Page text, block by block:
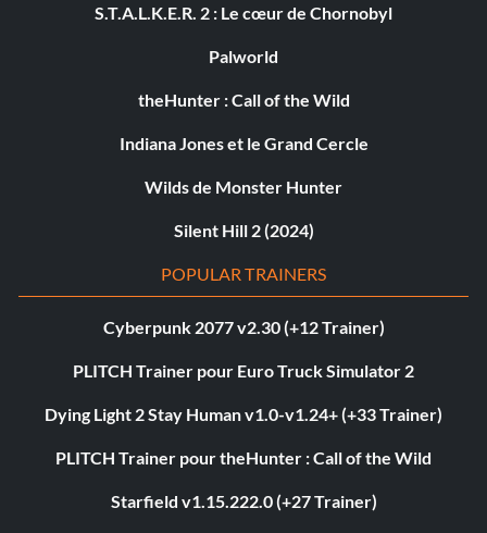
S.T.A.L.K.E.R. 2 : Le cœur de Chornobyl
Palworld
theHunter : Call of the Wild
Indiana Jones et le Grand Cercle
Wilds de Monster Hunter
Silent Hill 2 (2024)
POPULAR TRAINERS
Cyberpunk 2077 v2.30 (+12 Trainer)
PLITCH Trainer pour Euro Truck Simulator 2
Dying Light 2 Stay Human v1.0-v1.24+ (+33 Trainer)
PLITCH Trainer pour theHunter : Call of the Wild
Starfield v1.15.222.0 (+27 Trainer)